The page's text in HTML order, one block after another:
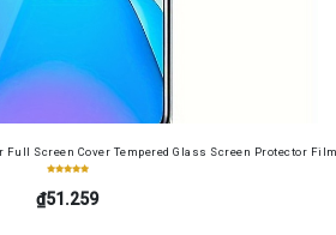
Full Screen Cover Tempered Glass Screen Protector
₫51.259